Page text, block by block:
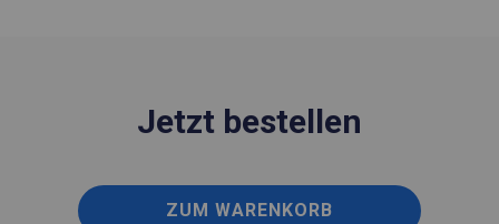
Jetzt bestellen
ZUM WARENKORB